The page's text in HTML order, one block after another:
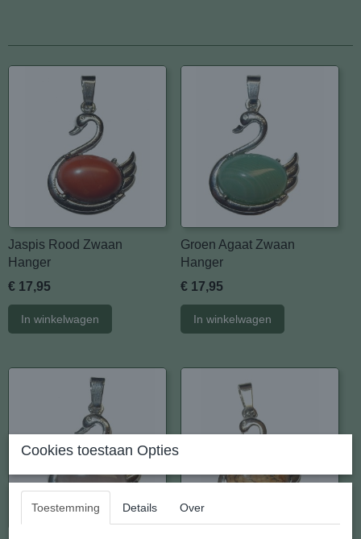
Jaspis Rood Zwaan
Hanger
€ 17,95
In winkelwagen
Groen Agaat Zwaan
Hanger
€ 17,95
In winkelwagen
Cookies toestaan Opties
Toestemming Details Over